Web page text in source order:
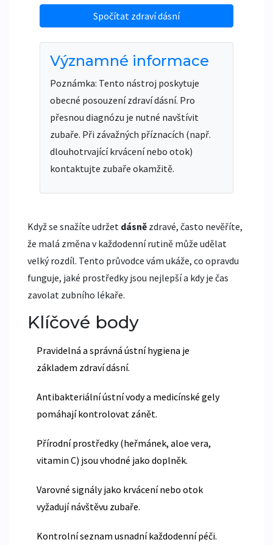
Spočítat zdraví dásní
Významné informace
Poznámka: Tento nástroj poskytuje
obecné posouzení zdraví dásní. Pro
přesnou diagnózu je nutné navštívit
zubaře. Při závažných příznacích (např.
dlouhotrvající krvácení nebo otok)
kontaktujte zubaře okamžitě.
Když se snažíte udržet dásně zdravé, často nevěříte,
že malá změna v každodenní rutině může udělat
velký rozdíl. Tento průvodce vám ukáže, co opravdu
funguje, jaké prostředky jsou nejlepší a kdy je čas
zavolat zubního lékaře.
Klíčové body
Pravidelná a správná ústní hygiena je
základem zdraví dásní.
Antibakteriální ústní vody a medicínské gely
pomáhají kontrolovat zánět.
Přírodní prostředky (heřmánek, aloe vera,
vitamin C) jsou vhodné jako doplněk.
Varovné signály jako krvácení nebo otok
vyžadují návštěvu zubaře.
Kontrolní seznam usnadní každodenní péči.